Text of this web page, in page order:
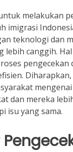
melakukan
imigrasi
teknologi dan
lebih canggih.
pengecekan
dan mereka
isu yang sama.